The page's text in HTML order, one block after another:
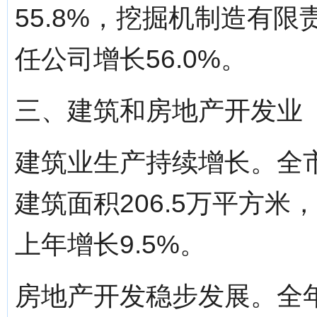
55.8%，挖掘机制造有限
任公司增长56.0%。
三、建筑和房地产开发业
建筑业生产持续增长。全
建筑面积206.5万平方米
上年增长9.5%。
房地产开发稳步发展。